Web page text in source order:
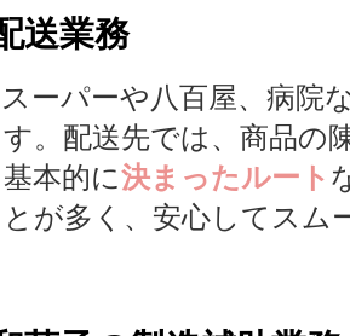
送業務
ーパーや八百屋、病院
。配送先では、商品の
本的に決まったルート
が多く、安心してスム